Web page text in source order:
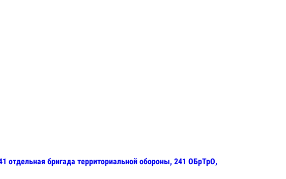
отдельная бригада территориальной обороны, 241 ОБрТрО,